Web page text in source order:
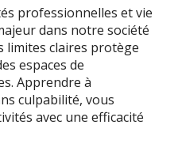
professionnelles et vie
dans notre société
limites claires protège
espaces de
Apprendre à
culpabilité, vous
avec une efficacité